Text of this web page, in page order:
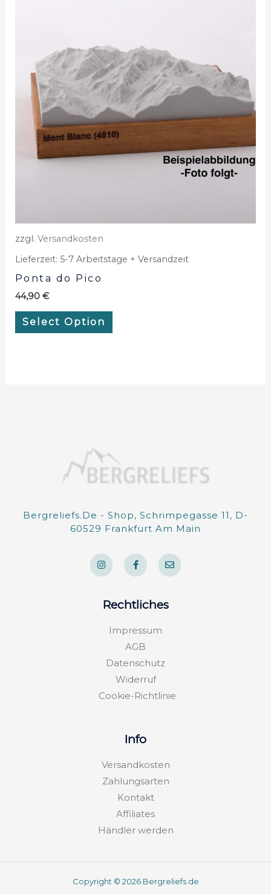
zzgl. Versandkosten
Lieferzeit: 5-7 Arbeitstage + Versandzeit
Ponta do Pico
44,90 €
Select Option
Bergreliefs.de - Shop, Schrimpegasse 11, D-
60529 Frankfurt Am Main
I
n
s
t
r
F
a
c
e
o
o
f
E
n
v
e
Rechtliches
Impressum
AGB
Datenschutz
Widerruf
Cookie-Richtlinie
Info
Versandkosten
Zahlungsarten
Kontakt
Affiliates
Händler werden
Copyright © 2026 Bergreliefs.de